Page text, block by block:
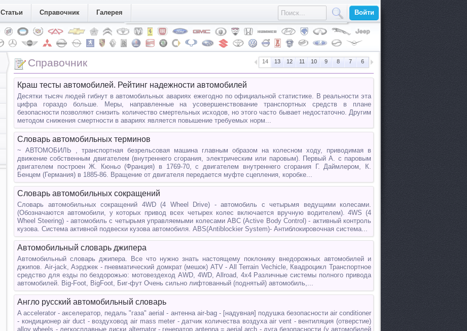
Войти
Статьи Справочник Галерея
14 13 12 11 10 9 8 7
6
Справочник
Краш тесты автомобилей. Рейтинг надежности автомобилей
Десятки тысяч людей гибнут в автомобильных авариях ежегодно по официальной статистике. В реальности эта
цифра гораздо больше. Меры, направленные на усовершенствование транспортных средств в плане
безопасности позволяют снизить количество смертельных исходов, но этого часто бывает недостаточно. Другим
методом снижения смертности в авариях является повышение требуемых норм...
Словарь автомобильных терминов
~ АВТОМОБИЛЬ , транспортная безрельсовая машина главным образом на колесном ходу, приводимая в
движение собственным двигателем (внутреннего сгорания, электрическим или паровым). Первый А. с паровым
двигателем построен Ж. Кюньо (Франция) в 1769-70, с двигателем внутреннего сгорания Г. Даймлером, К.
Бенцем (Германия) в 1885-86. Вращение от двигателя передается муфте сцепления, коробке...
Словарь автомобильных сокращений
Словарь автомобильных сокращений 4WD (4 Wheel Drive) - автомобиль с четырьмя ведущими колесами.
(Обозначаются автомобили, у которых привод всех четырех колес включается вручную водителем). 4WS (4
Wheel Steering) - автомобиль с четырьмя управляемыми колесами ABC (Active Body Control) - активный контроль
кузова. Система активной подвески кузова автомобиля. ABS(Antiblockier System)- Антиблокировочная система...
Автомобильный словарь джипера
Автомобильный словарь джипера. Все что нужно знать настоящему поклонику внедорожных автомобилей и
джипов. Air-jack, Аэрджек - пневматический домкрат (мешок) ATV - All Terrain Vechicle, Квадроцикл Транспортное
средство для езды по бездорожью: мотовездеход AWD, 4WD, Allroad, 4x4 Различные системы полного привода
автомобилей. Big-Foot, BigFoot, Биг-фут Очень сильно лифтованный (поднятый) автомобиль,...
Англо русский автомобильный словарь
A accelerator - акселератор, педаль "газа" aerial - антенна air-bag - [надувная] подушка безопасности air conditioner
- кондиционер air duct - воздуховод air mass meter - датчик количества воздуха air vent - вентиляция (отверстие)
alloy wheels - легкосплавные диски alternator - генератор antenna = aerial arch - дуга безопасности (у автомобилей